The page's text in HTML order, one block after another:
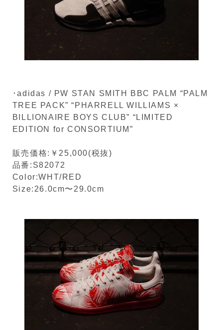
･adidas / PW STAN SMITH BBC PALM “PALM
TREE PACK” “PHARRELL WILLIAMS ×
BILLIONAIRE BOYS CLUB” “LIMITED
EDITION for CONSORTIUM”
販売価格:￥25,000(税抜)
品番:S82072
Color:WHT/RED
Size:26.0cm〜29.0cm